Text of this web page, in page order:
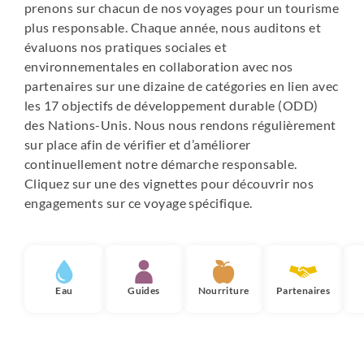
Auberge au confort simple avec chambres privatives
doubles ou twin (lits séparés) ou communes selon les
cas. Salles de bains et toilettes à l’occidentale (privatives
ou non). Il est possible de recharger ses appareils et de
profiter d’une connexion wifi.
Nuits en train :
Compartiments à partager avec climatisation, disposant
de 4 couchettes. Électricité, prises de courant à
disposition. Toilettes à l’occidentale, lavabo mais pas de
salle d'eau.
Bateau en service regroupé.
En cabine sur le bateau. Salle de bain dans chaque cabine,
prenons sur chacun de nos voyages pour un tourisme
plus responsable. Chaque année, nous auditons et
évaluons nos pratiques sociales et
environnementales en collaboration avec nos
partenaires sur une dizaine de catégories en lien avec
les 17 objectifs de développement durable (ODD)
des Nations-Unis. Nous nous rendons régulièrement
sur place afin de vérifier et d’améliorer
continuellement notre démarche responsable.
Cliquez sur une des vignettes pour découvrir nos
engagements sur ce voyage spécifique.
Eau Guides Nourriture Partenaires